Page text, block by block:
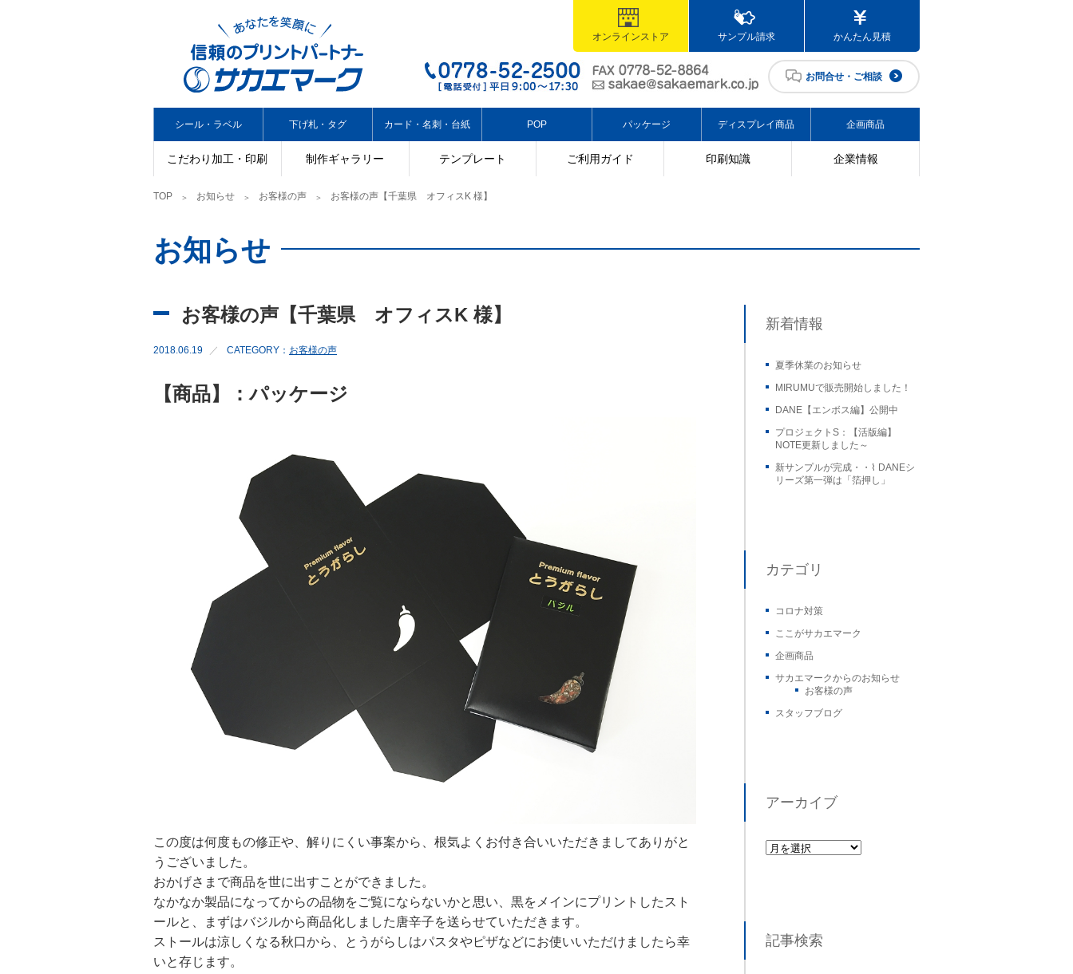
オンラインストア サンプル請求 かんたん見積
お問合せ・ご相談
こだわり加工・印刷 制作ギャラリー テンプレート ご利用ガイド 印刷知識 企業情報
シール・ラベル 下げ札・タグ カード・名刺・台紙 POP パッケージ ディスプレイ商品 企画商品
TOP お知らせ お客様の声 お客様の声【千葉県 オフィスK 様】
お知らせ
お客様の声【千葉県 オフィスK 様】
2018.06.19 CATEGORY： お客様の声
【商品】：パッケージ
この度は何度もの修正や、解りにくい事案から、根気よくお付き合いいただきましてありがと
うございました。
おかげさまで商品を世に出すことができました。
なかなか製品になってからの品物をご覧にならないかと思い、黒をメインにプリントしたスト
ールと、まずはバジルから商品化しました唐辛子を送らせていただきます。
ストールは涼しくなる秋口から、とうがらしはパスタやピザなどにお使いいただけましたら幸
いと存じます。
新着情報
夏季休業のお知らせ
MIRUMUで販売開始しました！
DANE【エンボス編】公開中
プロジェクトS：【活版編】
NOTE更新しました～
新サンプルが完成・・⌇ DANEシ
リーズ第一弾は「箔押し」
カテゴリ
コロナ対策
ここがサカエマーク
企画商品
サカエマークからのお知らせ
お客様の声
スタッフブログ
アーカイブ
記事検索